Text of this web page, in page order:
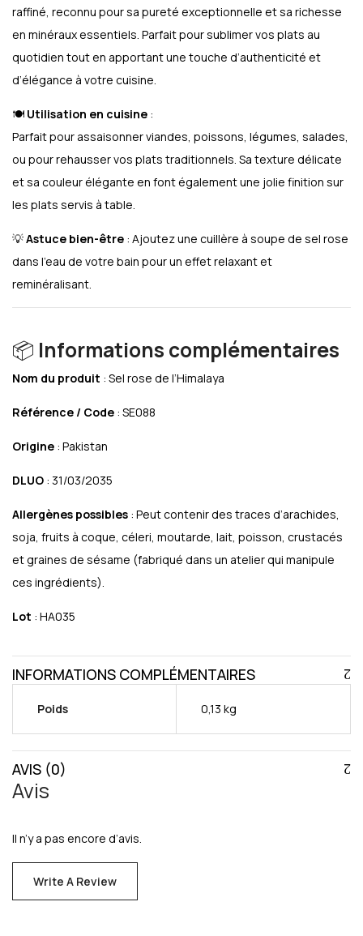
raffiné, reconnu pour sa pureté exceptionnelle et sa richesse
en minéraux essentiels. Parfait pour sublimer vos plats au
quotidien tout en apportant une touche d’authenticité et
d’élégance à votre cuisine.
🍽️ Utilisation en cuisine :
Parfait pour assaisonner viandes, poissons, légumes, salades,
ou pour rehausser vos plats traditionnels. Sa texture délicate
et sa couleur élégante en font également une jolie finition sur
les plats servis à table.
💡Astuce bien-être : Ajoutez une cuillère à soupe de sel rose
dans l’eau de votre bain pour un effet relaxant et
reminéralisant.
📦 Informations complémentaires
Nom du produit : Sel rose de l’Himalaya
Référence / Code : SE088
Origine : Pakistan
DLUO : 31/03/2035
Allergènes possibles : Peut contenir des traces d’arachides,
soja, fruits à coque, céleri, moutarde, lait, poisson, crustacés
et graines de sésame (fabriqué dans un atelier qui manipule
ces ingrédients).
Lot : HA035
INFORMATIONS COMPLÉMENTAIRES
Poids 0,13 kg
AVIS (0)
Avis
Il n’y a pas encore d’avis.
Write A Review